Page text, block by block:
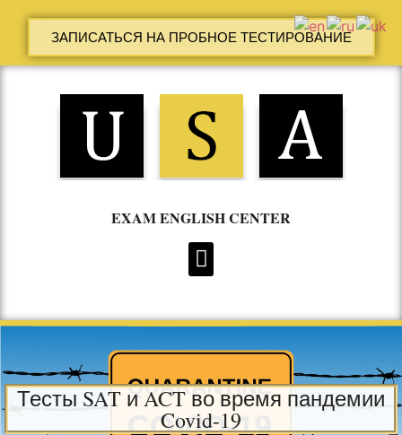
ЗАПИСАТЬСЯ НА ПРОБНОЕ ТЕСТИРОВАНИЕ
EXAM ENGLISH CENTER
Тесты SAT и ACT во время пандемии
Covid-19